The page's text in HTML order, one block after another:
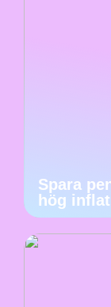
Spara
hög